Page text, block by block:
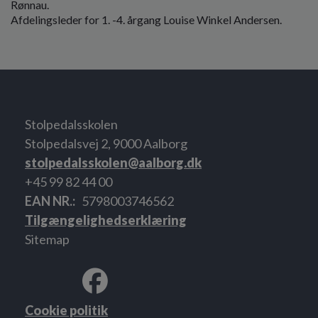
Rønnau.
Afdelingsleder for 1. -4. årgang Louise Winkel Andersen.
Stolpedalsskolen
Stolpedalsvej 2, 9000 Aalborg
stolpedalsskolen@aalborg.dk
+45 99 82 44 00
EAN NR.
5798003746562
Tilgængelighedserklæring
Sitemap
Cookie politik